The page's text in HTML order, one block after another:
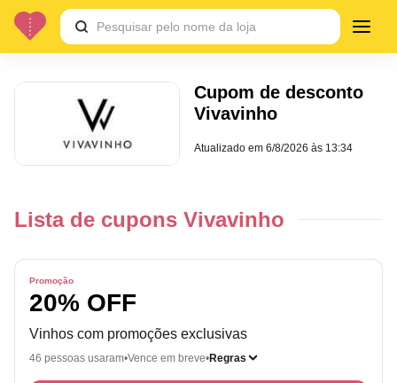
Cupom de desconto
Vivavinho
Atualizado em6/8/2026 às 13:34
Lista de cupons Vivavinho
Promoção
20% OFF
Vinhos com promoções exclusivas
46 pessoas usaram Vence em breve Regras